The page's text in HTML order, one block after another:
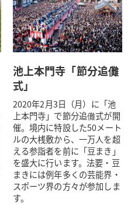
池上本門寺「節分追儺
式」
2020年2月3日（月）に「池
上本門寺」で節分追儺式が開
催。境内に特設した50メート
ルの大桟敷から、一万人を超
える参詣者を前に「豆まき」
を盛大に行います。法要・豆
まきには例年多くの芸能界・
スポーツ界の方々が参加しま
す。